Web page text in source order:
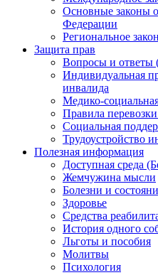
Основные законы
Федерации
Региональное
Защита прав
Вопросы и
Индивидуальная
инвалида
Медико-
Правила
Социальная
Трудоустройство
Полезная информация
Доступная среда
Жемчужина мысли
Болезни и
Здоровье
Средства
История одного
Льготы и пособия
Молитвы
Психология